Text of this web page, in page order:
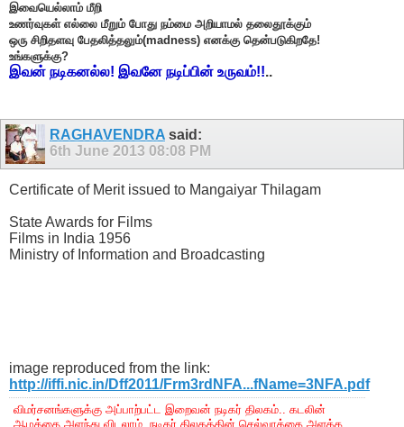
இவையெல்லாம் மீறி
உணர்வுகள் எல்லை மீறும் போது நம்மை அறியாமல் தலைதூக்கும்
ஒரு சிறிதளவு பேதலித்தலும்(madness) எனக்கு தென்படுகிறதே!
உங்களுக்கு?
இவன் நடிகனல்ல! இவனே நடிப்பின் உருவம்!!..
RAGHAVENDRA said:
6th June 2013 08:08 PM
Certificate of Merit issued to Mangaiyar Thilagam
State Awards for Films
Films in India 1956
Ministry of Information and Broadcasting
image reproduced from the link:
http://iffi.nic.in/Dff2011/Frm3rdNFA...fName=3NFA.pdf
விமர்சனங்களுக்கு அப்பாற்பட்ட இறைவன் நடிகர் திலகம்.. கடலின்
ஆழத்தை அளந்து விடலாம். நடிகர் திலகத்தின் செல்வாக்கை அளக்க